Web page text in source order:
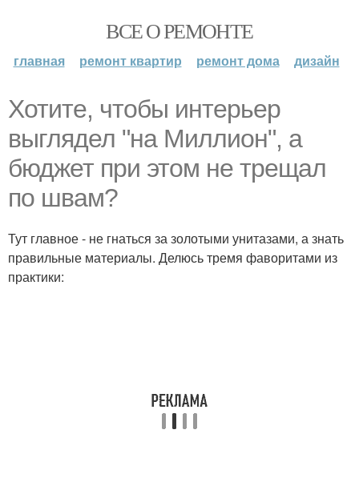
ВСЕ О РЕМОНТЕ
главная ремонт квартир ремонт дома дизайн
Хотите, чтобы интерьер
выглядел "на Миллион", а
бюджет при этом не трещал
по швам?
Тут главное - не гнаться за золотыми унитазами, а знать
правильные материалы. Делюсь тремя фаворитами из
практики: